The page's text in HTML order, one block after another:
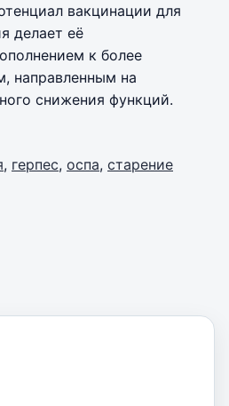
вакцинации для
делает её
к более
направленным на
снижения функций.
, герпес, оспа, старение